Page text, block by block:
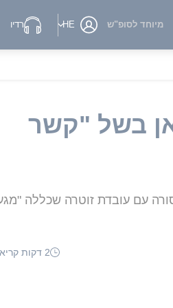
מיוחד לסופ"ש HE רדיו
בשל "קשר
עם עובדת זוטרה שכללה
2 דקות קריאה